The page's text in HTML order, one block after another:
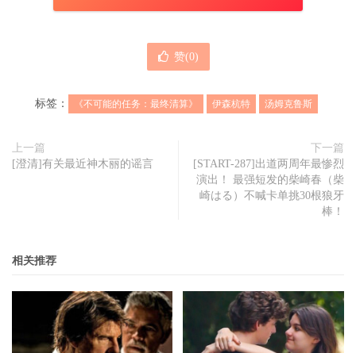
赞(0)
标签： 《不可能的任务：最终清算》 伊森杭特 汤姆克鲁斯
上一篇
[澄清]有关最近神木丽的谣言
下一篇
[START-287]出道两周年最惨烈
演出！ 最强短发的柴崎春（柴
崎はる）不喊卡单挑30根狼牙
棒！
相关推荐